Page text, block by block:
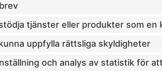
tjänster eller produkter som en
uppfylla rättsliga skyldigheter
och analys av statistik för